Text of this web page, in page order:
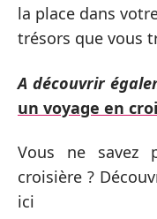
la place dans
trésors que vous
A découvrir
un voyage en
Vous ne savez
croisière ?